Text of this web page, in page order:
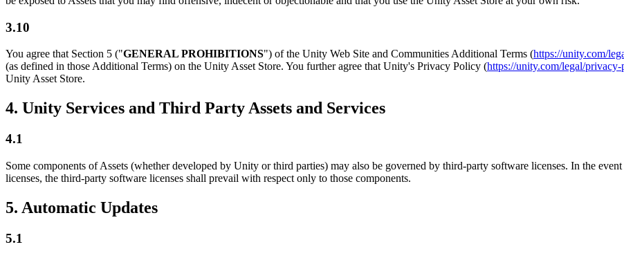
3.10
You agree that Section 5 ("GENERAL PROHIBITIONS") of the Unity Web Site and Communities Additional Terms (https://unity.com/
(as defined in those Additional Terms) on the Unity Asset Store. You further agree that Unity's Privacy Policy (https://unity.com/legal/
Unity Asset Store.
4. Unity Services and Third Party Assets and Services
4.1
Some components of Assets (whether developed by Unity or third parties) may also be governed by third-party software licenses. In the
licenses, the third-party software licenses shall prevail with respect only to those components.
5. Automatic Updates
5.1